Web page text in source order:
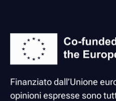
Finanziato dall’Unione
opinioni espresse sono